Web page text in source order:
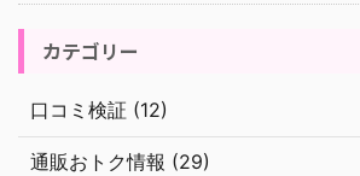
カテゴリー
口コミ検証 (12)
通販おトク情報 (29)